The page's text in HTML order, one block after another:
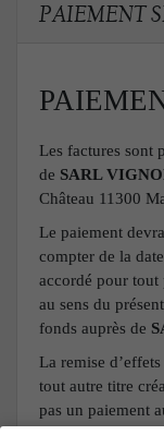
PAIEMENT
Les factures sont
de SARL
Château 11300
Le paiement
compter de la
accordé pour tout
au sens du
fonds auprès de
La remise
tout autre titre
pas un paiement